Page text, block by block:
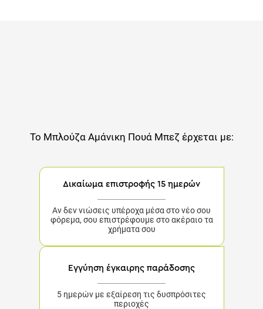
Το Μπλούζα Αμάνικη Πουά Μπεζ έρχεται με:
Δικαίωμα επιστροφής 15 ημερών
Αν δεν νιώσεις υπέροχα μέσα στο νέο σου
φόρεμα, σου επιστρέφουμε στο ακέραιο τα
χρήματα σου
Εγγύηση έγκαιρης παράδοσης
5 ημερών με εξαίρεση τις δυσπρόσιτες
περιοχές